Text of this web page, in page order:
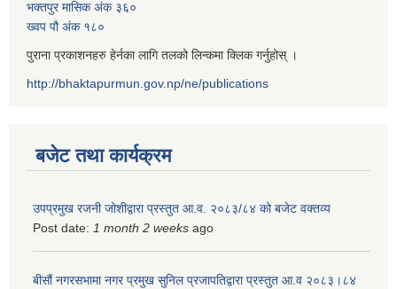
भक्तपुर मासिक अंक ३६०
ख्वप पौ अंक १८०
पुराना प्रकाशनहरु हेर्नका लागि तलको लिन्कमा क्लिक गर्नुहोस् ।
http://bhaktapurmun.gov.np/ne/publications
बजेट तथा कार्यक्रम
उपप्रमुख रजनी जोशीद्वारा प्रस्तुत आ.व. २०८३/८४ को बजेट वक्तव्य
Post date: 1 month 2 weeks ago
बीसौं नगरसभामा नगर प्रमुख सुनिल प्रजापतिद्वारा प्रस्तुत आ.व‍ २०८३।८४